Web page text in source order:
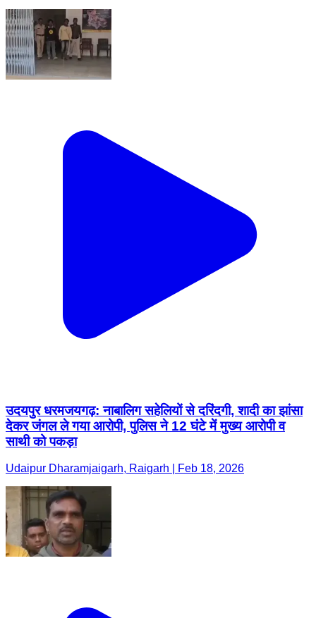
उदयपुर धरमजयगढ़: नाबालिग सहेलियों से दरिंदगी, शादी का झांसा
देकर जंगल ले गया आरोपी, पुलिस ने 12 घंटे में मुख्य आरोपी व
साथी को पकड़ा
Udaipur Dharamjaigarh, Raigarh | Feb 18, 2026